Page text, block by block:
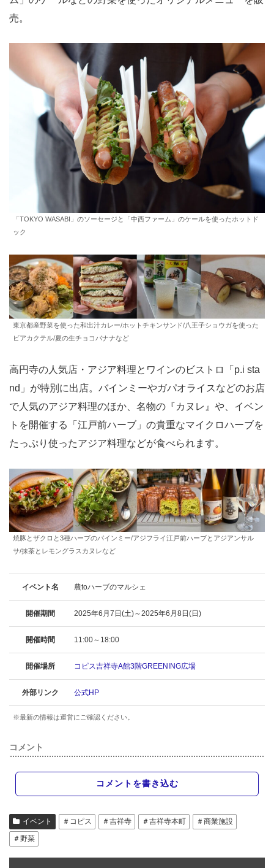
売。
「TOKYO WASABI」のソーセージと「中西ファーム」のケールを使ったホットド
ック
東京都産野菜を使った和出汁カレー/ホットチキンサンド/八王子ショウガを使った
ビアカクテル/夏の生チョコバナナなど
高円寺の人気店・アジア料理とワインのビストロ「p.i sta
nd」が特別に出店。バインミーやガパオライスなどのお店
で人気のアジア料理のほか、名物の『カヌレ』や、イベン
トを開催する「江戸前ハーブ」の貴重なマイクロハーブを
たっぷり使ったアジア料理などが食べられます。
焼豚とザクロと3種ハーブのバインミー/アジフライ江戸前ハーブとアジアンサル
サ/抹茶とレモングラスカヌレなど
イベント名 農toハーブのマルシェ
開催期間 2025年6月7日(土)～2025年6月8日(日)
開催時間 11:00～18:00
開催場所 コピス吉祥寺A館3階GREENING広場
外部リンク 公式HP
※最新の情報は運営にご確認ください。
コメント
コメントを書き込む
イベント ＃コピス ＃吉祥寺 ＃吉祥寺本町
＃商業施設
＃野菜